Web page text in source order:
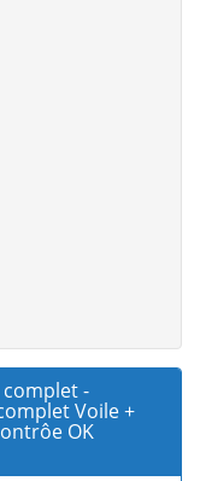
complet -
Voile +
OK